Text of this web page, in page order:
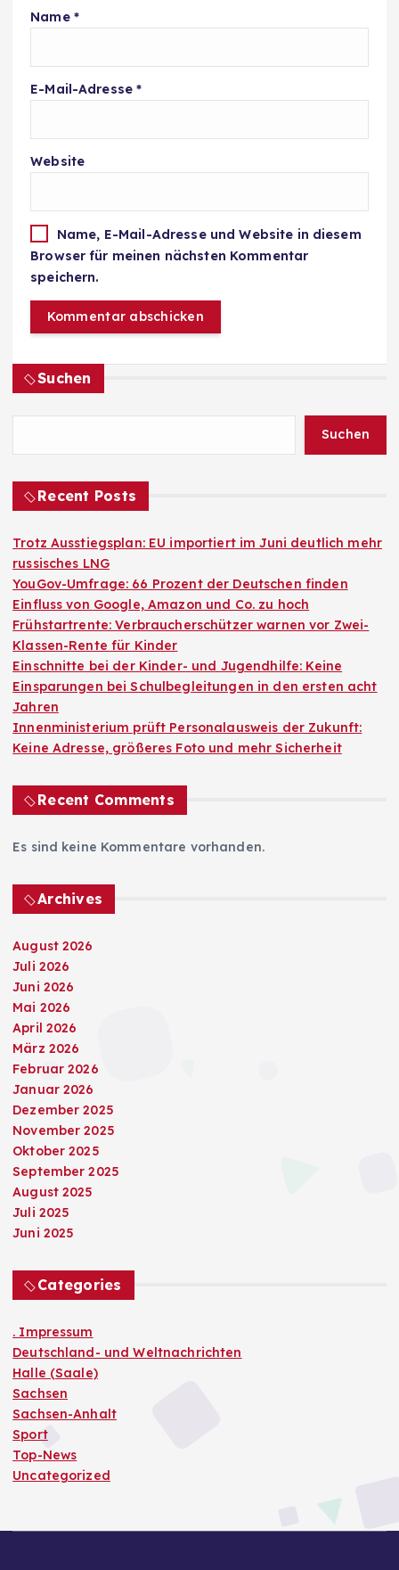
Name *
E-Mail-Adresse*
Website
Name, E-Mail-Adresse und Website in diesem
Browser für meinen nächsten Kommentar
speichern.
Suchen
Suchen
Recent Posts
Trotz Ausstiegsplan: EU importiert im Juni deutlich mehr
russisches LNG
YouGov-Umfrage: 66 Prozent der Deutschen finden
Einfluss von Google, Amazon und Co. zu hoch
Frühstartrente: Verbraucherschützer warnen vor Zwei-
Klassen-Rente für Kinder
Einschnitte bei der Kinder- und Jugendhilfe: Keine
Einsparungen bei Schulbegleitungen in den ersten acht
Jahren
Innenministerium prüft Personalausweis der Zukunft:
Keine Adresse, größeres Foto und mehr Sicherheit
Recent Comments
Es sind keine Kommentare vorhanden.
Archives
August 2026
Juli 2026
Juni 2026
Mai 2026
April 2026
März 2026
Februar 2026
Januar 2026
Dezember 2025
November 2025
Oktober 2025
September 2025
August 2025
Juli 2025
Juni 2025
Categories
. Impressum
Deutschland- und Weltnachrichten
Halle (Saale)
Sachsen
Sachsen-Anhalt
Sport
Top-News
Uncategorized